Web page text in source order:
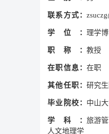
联系方式：
学位： 理学
职称： 教授
在职信息： 在职
其他任职： 研究
毕业院校： 中山
学科： 旅游
人文地理学